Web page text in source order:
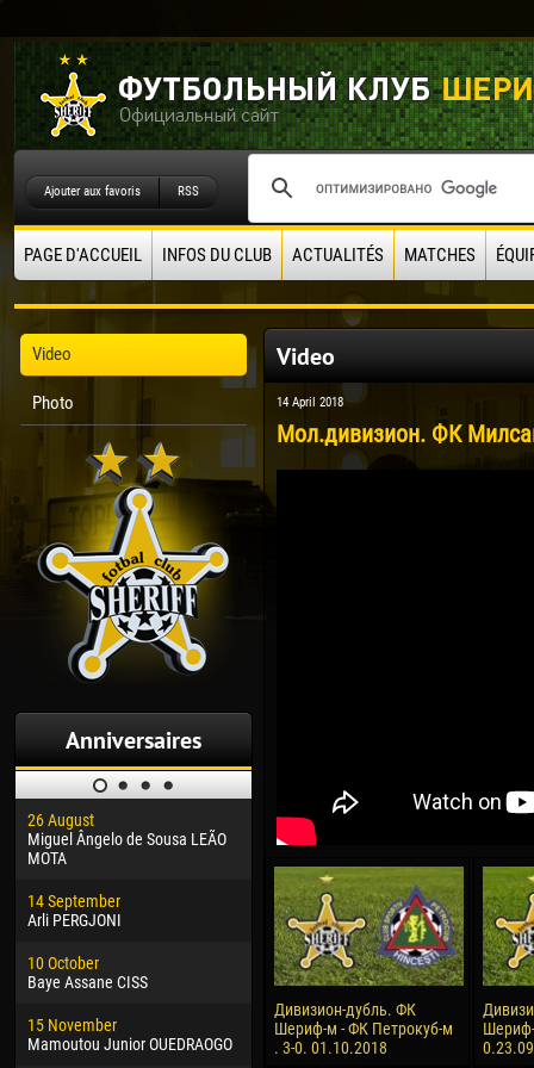
Ajouter aux favoris RSS
PAGE D'ACCUEIL INFOS DU CLUB ACTUALITÉS MATCHES
Video
Photo
Anniversaires
26 August
Miguel Ângelo de Sousa LEÃO
MOTA
14 September
Arli PERGJONI
10 October
Baye Assane CISS
15 November
Mamoutou Junior OUEDRAOGO
30 January
Dhoraso Moreo KLAS
24 February
Vladislav COSTIN
02 March
Veaceslav COZMA
09 March
Emmanuel AFETSE
04
13
15
24
Video
14 April 2018
Мол.дивизион. ФК
Дивизион-дубль. ФК
Шериф-м - ФК Петрокуб-м
. 3-0. 01.10.2018